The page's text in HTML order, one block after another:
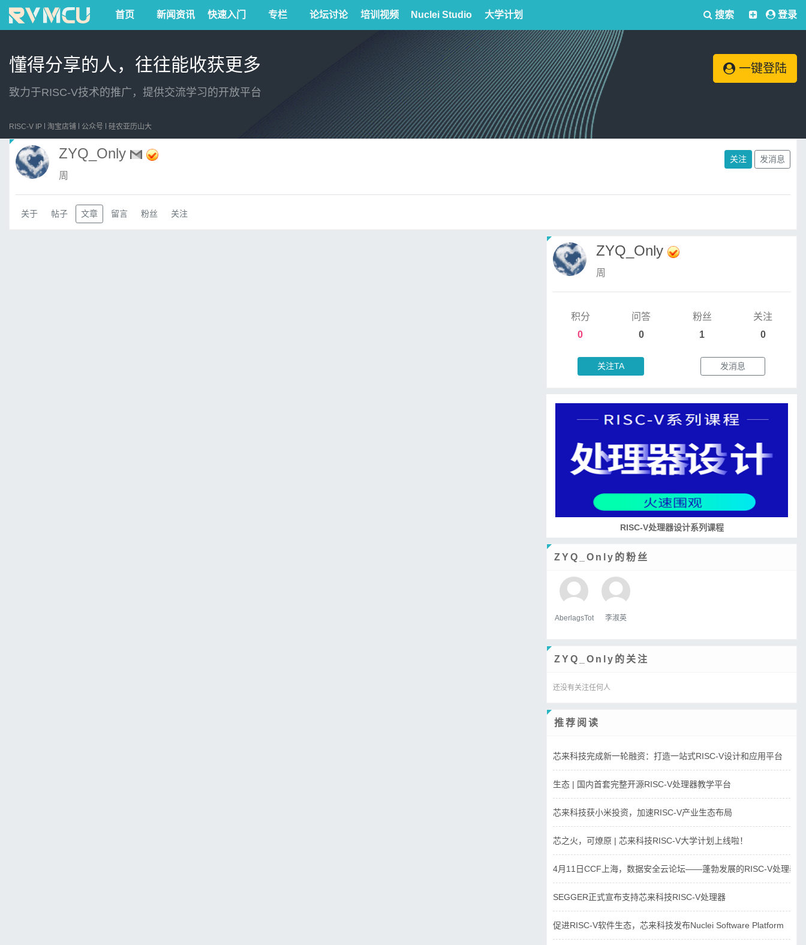
首页 新闻资讯 快速入门 专栏 论坛讨论 培训视频 Nuclei Studio 大学计划 搜索 登录
懂得分享的人，往往能收获更多
致力于RISC-V技术的推广，提供交流学习的开放平台
一键登陆
RISC-V IP 淘宝店铺 公众号 硅农亚历山大
ZYQ_Only
周
关注 发消息
关于 帖子 文章 留言 粉丝 关注
ZYQ_Only
周
积分
0
问答
0
粉丝
1
关注
0
关注TA 发消息
RISC-V处理器设计系列课程
ZYQ_Only的粉丝
AberlagsTot 李淑英
ZYQ_Only的关注
还没有关注任何人
推荐阅读
芯来科技完成新一轮融资：打造一站式RISC-V设计和应用平台
生态 | 国内首套完整开源RISC-V处理器教学平台
芯来科技获小米投资，加速RISC-V产业生态布局
芯之火，可燎原 | 芯来科技RISC-V大学计划上线啦！
4月11日CCF上海，数据安全云论坛——蓬勃发展的RISC-V处理器
SEGGER正式宣布支持芯来科技RISC-V处理器
促进RISC-V软件生态，芯来科技发布Nuclei Software Platform